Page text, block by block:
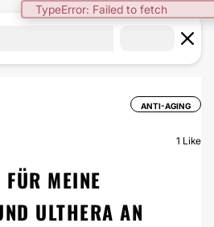
TypeError: Failed to fetch
ANTI-AGING
1 Like
MEINE
ULTHERA AN